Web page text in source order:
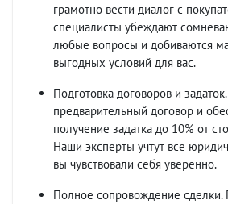
грамотно вести диалог с
специалисты убеждают
любые вопросы и добиваются
выгодных условий для вас.
Подготовка договоров и
предварительный договор и
получение задатка до 10% от
Наши эксперты учтут все
вы чувствовали себя уверенно.
Полное сопровождение сделки.